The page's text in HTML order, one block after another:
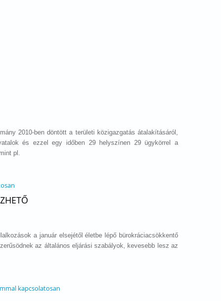
2010-ben döntött a területi közigazgatás átalakításáról,
és ezzel egy időben 29 helyszínen 29 ügykörrel a
pl.
a január elsejétől életbe lépő bürokráciacsökkentő
az általános eljárási szabályok, kevesebb lesz az
kapcsolatosan